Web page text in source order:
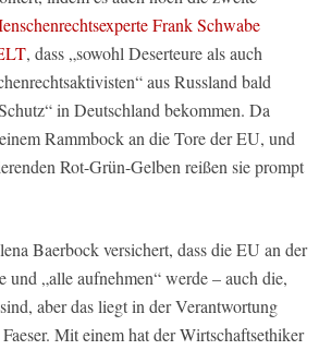
Frank Schwabe
, dass „sowohl Deserteure als auch
aus Russland bald
in Deutschland bekommen. Da
Rammbock an die Tore der EU, und
Rot-Grün-Gelben reißen sie prompt
Baerbock versichert, dass die EU an der
und „alle aufnehmen“ werde – auch die,
aber das liegt in der Verantwortung
Mit einem hat der Wirtschaftsethiker